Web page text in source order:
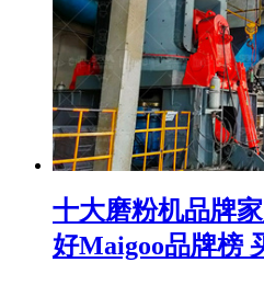
十大磨粉机品牌
好Maigoo品牌榜